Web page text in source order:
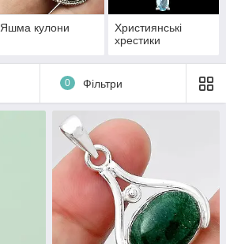
Яшма кулони
Християнські
хрестики
0 Фільтри